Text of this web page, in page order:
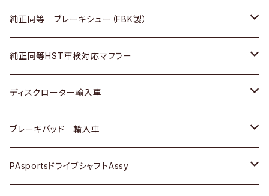
ＢＭＷ
三菱
スバル
マツダ
三菱
スバル
いすゞ
ダイハツ
マツダ
三菱
スバル
日産
ダイハツ
マツダ
三菱
スバル
日産
いすゞ
ダイハツ
マツダ
三菱
ホンダ
スズキ
日産
ダイハツ
マツダ
トヨタ
ホンダ
スズキ
日産
ダイハツ
純正同等 ブレーキシュー（FBK製）
ホンダ
スズキ
日産
ダイハツ
純正同等HST車検対応マフラー
トヨタ
ホンダ
スズキ
ディスクローター輸入車
ＡＵＤＩ
ＢＥＮＺ
ブレーキパッド 輸入車
ＢＥＮＺ
PAsportsドライブシャフトAssy